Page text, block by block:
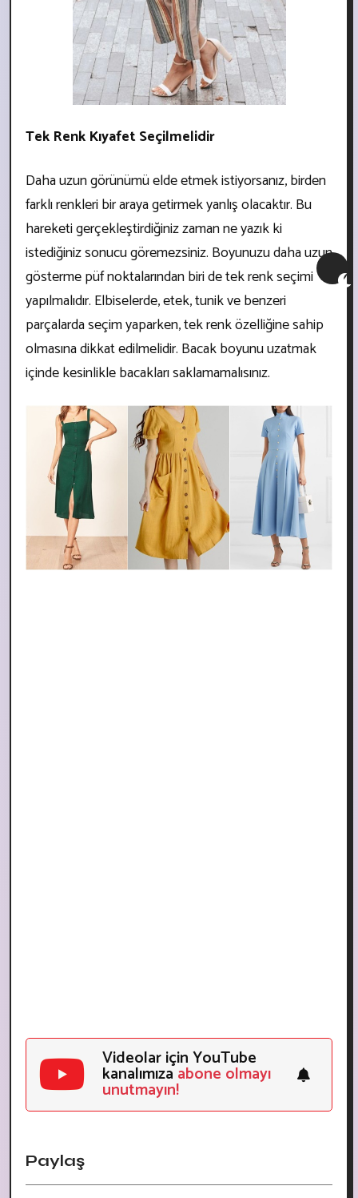
Tek Renk Kıyafet Seçilmelidir
Daha uzun görünümü elde etmek istiyorsanız, birden
farklı renkleri bir araya getirmek yanlış olacaktır. Bu
hareketi gerçekleştirdiğiniz zaman ne yazık ki
istediğiniz sonucu göremezsiniz. Boyunuzu daha uzun
gösterme püf noktalarından biri de tek renk seçimi
yapılmalıdır. Elbiselerde, etek, tunik ve benzeri
parçalarda seçim yaparken, tek renk özelliğine sahip
olmasına dikkat edilmelidir. Bacak boyunu uzatmak
içinde kesinlikle bacakları saklamamalısınız.
Videolar için YouTube
kanalımızaabone olmayı
unutmayın!
Paylaş